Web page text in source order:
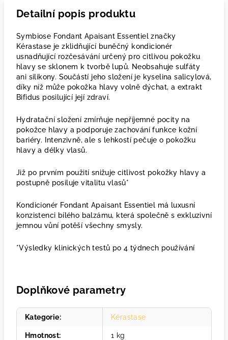
Detailní popis produktu
Symbiose Fondant Apaisant Essentiel značky
Kérastase je zklidňující buněčný kondicionér
usnadňující rozčesávání určený pro citlivou pokožku
hlavy se sklonem k tvorbě lupů. Neobsahuje sulfáty
ani silikony. Součástí jeho složení je kyselina salicylová,
díky níž může pokožka hlavy volně dýchat, a extrakt
Bifidus posilující její zdraví.
Hydratační složení zmírňuje nepříjemné pocity na
pokožce hlavy a podporuje zachování funkce kožní
bariéry. Intenzivně, ale s lehkostí pečuje o pokožku
hlavy a délky vlasů.
Již po prvním použití snižuje citlivost pokožky hlavy a
postupně posiluje vitalitu vlasů*
Kondicionér Fondant Apaisant Essentiel má luxusní
konzistenci bílého balzámu, která společně s exkluzivní
jemnou vůní potěší všechny smysly.
*Výsledky klinických testů po 4 týdnech používání
Doplňkové parametry
Kategorie: Kérastase
Hmotnost: 1 kg